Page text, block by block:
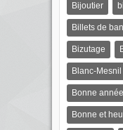
Bijoutier
Billets de
Bizutage
Blanc-Mesnil
Bonne
Bonne et